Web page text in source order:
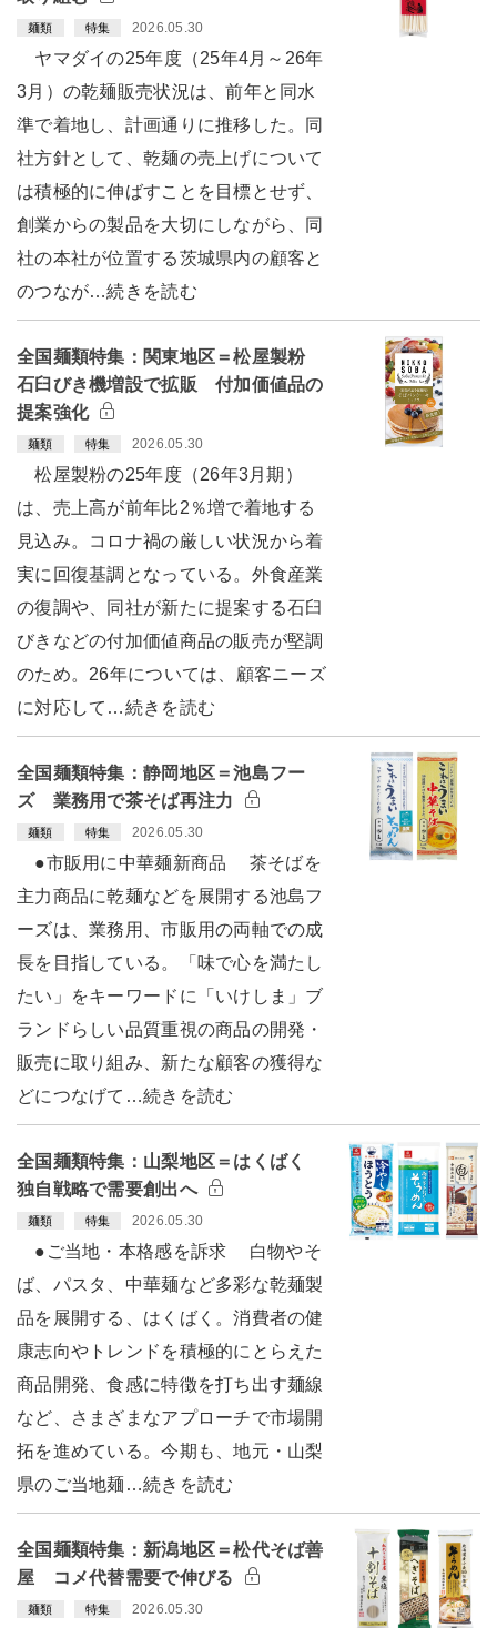
麺類 特集 2026.05.30
ヤマダイの25年度（25年4月～26年
3月）の乾麺販売状況は、前年と同水
準で着地し、計画通りに推移した。同
社方針として、乾麺の売上げについて
は積極的に伸ばすことを目標とせず、
創業からの製品を大切にしながら、同
社の本社が位置する茨城県内の顧客と
のつなが…続きを読む
全国麺類特集：関東地区＝松屋製粉
石臼びき機増設で拡販 付加価値品の
提案強化
麺類 特集 2026.05.30
松屋製粉の25年度（26年3月期）
は、売上高が前年比2％増で着地する
見込み。コロナ禍の厳しい状況から着
実に回復基調となっている。外食産業
の復調や、同社が新たに提案する石臼
びきなどの付加価値商品の販売が堅調
のため。26年については、顧客ニーズ
に対応して…続きを読む
全国麺類特集：静岡地区＝池島フー
ズ 業務用で茶そば再注力
麺類 特集 2026.05.30
●市販用に中華麺新商品 茶そばを
主力商品に乾麺などを展開する池島フ
ーズは、業務用、市販用の両軸での成
長を目指している。「味で心を満たし
たい」をキーワードに「いけしま」ブ
ランドらしい品質重視の商品の開発・
販売に取り組み、新たな顧客の獲得な
どにつなげて…続きを読む
全国麺類特集：山梨地区＝はくばく
独自戦略で需要創出へ
麺類 特集 2026.05.30
●ご当地・本格感を訴求 白物やそ
ば、パスタ、中華麺など多彩な乾麺製
品を展開する、はくばく。消費者の健
康志向やトレンドを積極的にとらえた
商品開発、食感に特徴を打ち出す麺線
など、さまざまなアプローチで市場開
拓を進めている。今期も、地元・山梨
県のご当地麺…続きを読む
全国麺類特集：新潟地区＝松代そば善
屋 コメ代替需要で伸びる
麺類 特集 2026.05.30